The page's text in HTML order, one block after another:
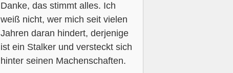
Danke, das stimmt alles. Ich
weiß nicht, wer mich seit vielen
Jahren daran hindert, derjenige
ist ein Stalker und versteckt sich
hinter seinen Machenschaften.